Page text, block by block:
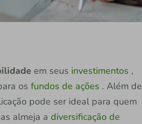
em seus investimentos ,
os fundos de ações . Além de
pode ser ideal para quem
almeja a diversificação de